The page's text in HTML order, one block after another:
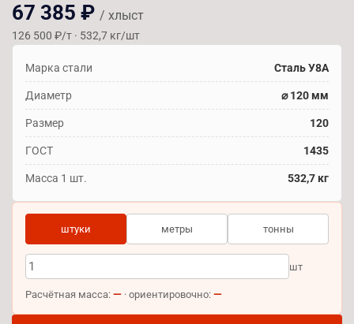
67 385 ₽ / хлыст
126 500 ₽/т · 532,7 кг/шт
Марка стали Сталь У8А
Диаметр ⌀ 120 мм
Размер 120
ГОСТ 1435
Масса 1 шт. 532,7 кг
штуки метры тонны
шт
Расчётная масса: — · ориентировочно: —